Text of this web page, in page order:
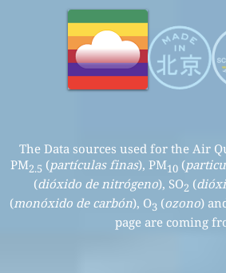
The Data sources used for the Air
PM2.5 (partículas finas), PM10 (
(dióxido de nitrógeno), SO2 (
(monóxido de carbón), O3 (ozono)
page are coming